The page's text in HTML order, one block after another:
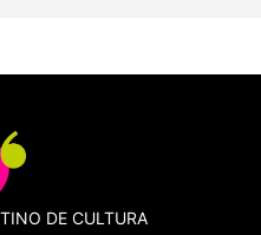
DE CULTURA